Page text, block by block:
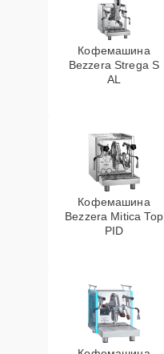
Кофемашина
Bezzera Strega S
AL
Кофемашина
Bezzera Mitica Top
PID